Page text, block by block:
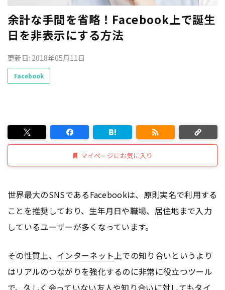
余計な手間を省略！Facebook上で誕生
日を非表示にする方法
更新日: 2018年05月11日
Facebook
マイページにお気に入り
世界最大のSNSであるFacebookは、原則実名で利用する
ことを推奨しており、生年月日や職場、居住地まで入力
しているユーザーが多くなっています。
その性質上、 インターネット上での知り合いというより
はリアルのつながりを強化するのに非常に役立つツール
で、久しく会っていない友人や知り合いに対してもタイ